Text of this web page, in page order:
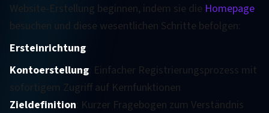
Website-Erstellung beginnen, indem sie die Homepage
besuchen und diese wesentlichen Schritte befolgen:
Ersteinrichtung:
Kontoerstellung: Einfacher Registrierungsprozess mit
sofortigem Zugriff auf Kernfunktionen
Zieldefinition: Kurzer Fragebogen zum Verständnis